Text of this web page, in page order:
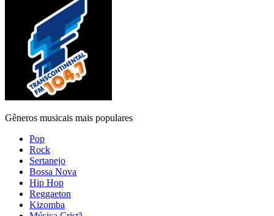
Gêneros musicais mais populares
Pop
Rock
Sertanejo
Bossa Nova
Hip Hop
Reggaeton
Kizomba